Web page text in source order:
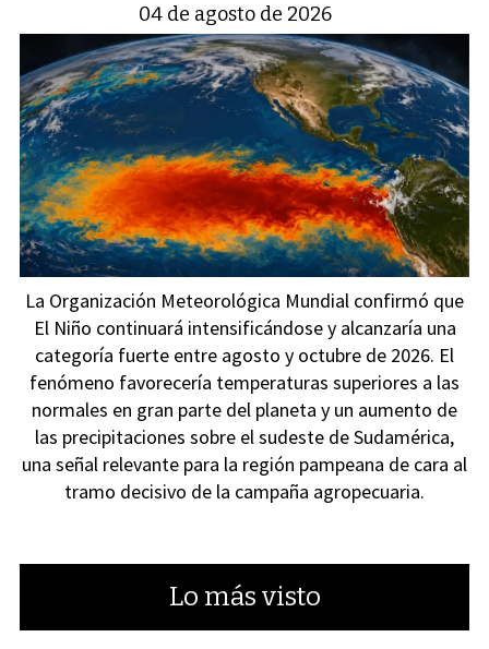
04 de agosto de 2026
La Organización Meteorológica Mundial confirmó que
El Niño continuará intensificándose y alcanzaría una
categoría fuerte entre agosto y octubre de 2026. El
fenómeno favorecería temperaturas superiores a las
normales en gran parte del planeta y un aumento de
las precipitaciones sobre el sudeste de Sudamérica,
una señal relevante para la región pampeana de cara al
tramo decisivo de la campaña agropecuaria.
Lo más visto